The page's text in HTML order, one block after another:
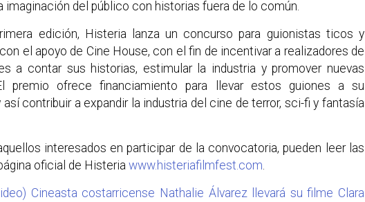
imaginación del público con historias fuera de lo común.
edición, Histeria lanza un concurso para guionistas ticos y
el apoyo de Cine House, con el fin de incentivar a realizadores de
a contar sus historias, estimular la industria y promover nuevas
premio ofrece financiamiento para llevar estos guiones a su
contribuir a expandir la industria del cine de terror, sci-fi y fantasía
interesados en participar de la convocatoria, pueden leer las
oficial de Histeria www.histeriafilmfest.com
Cineasta costarricense Nathalie Álvarez llevará su filme Clara